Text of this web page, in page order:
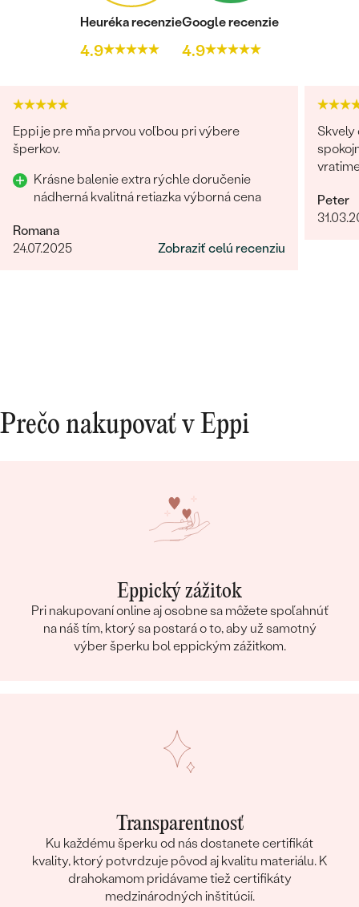
Heuréka recenzie
4.9
Google recenzie
4.9
Eppi je pre mňa prvou voľbou pri výbere
šperkov.
Krásne balenie extra rýchle doručenie
nádherná kvalitná retiazka výborná cena
Romana
24.07.2025
Zobraziť celú recenziu
Peter
Prečo nakupovať v Eppi
Eppický zážitok
Pri nakupovaní online aj osobne sa môžete spoľahnúť
na náš tím, ktorý sa postará o to, aby už samotný
výber šperku bol eppickým zážitkom.
Transparentnosť
Ku každému šperku od nás dostanete certifikát
kvality, ktorý potvrdzuje pôvod aj kvalitu materiálu. K
drahokamom pridávame tiež certifikáty
medzinárodných inštitúcií.